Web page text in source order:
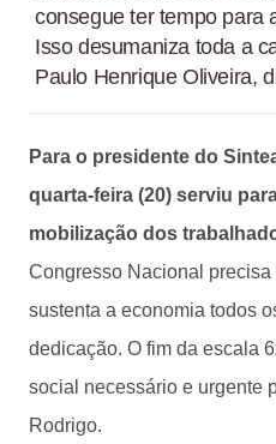
consegue ter tempo para
Isso desumaniza toda a
Paulo Henrique Oliveira,
Para o presidente do
quarta-feira (20) serviu
mobilização dos
Congresso Nacional
sustenta a economia todos
dedicação. O fim da escala
social necessário e urgente
Rodrigo.